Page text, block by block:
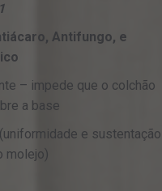
Antifungo, e
– impede que o colchão
a base
e sustentação
molejo)